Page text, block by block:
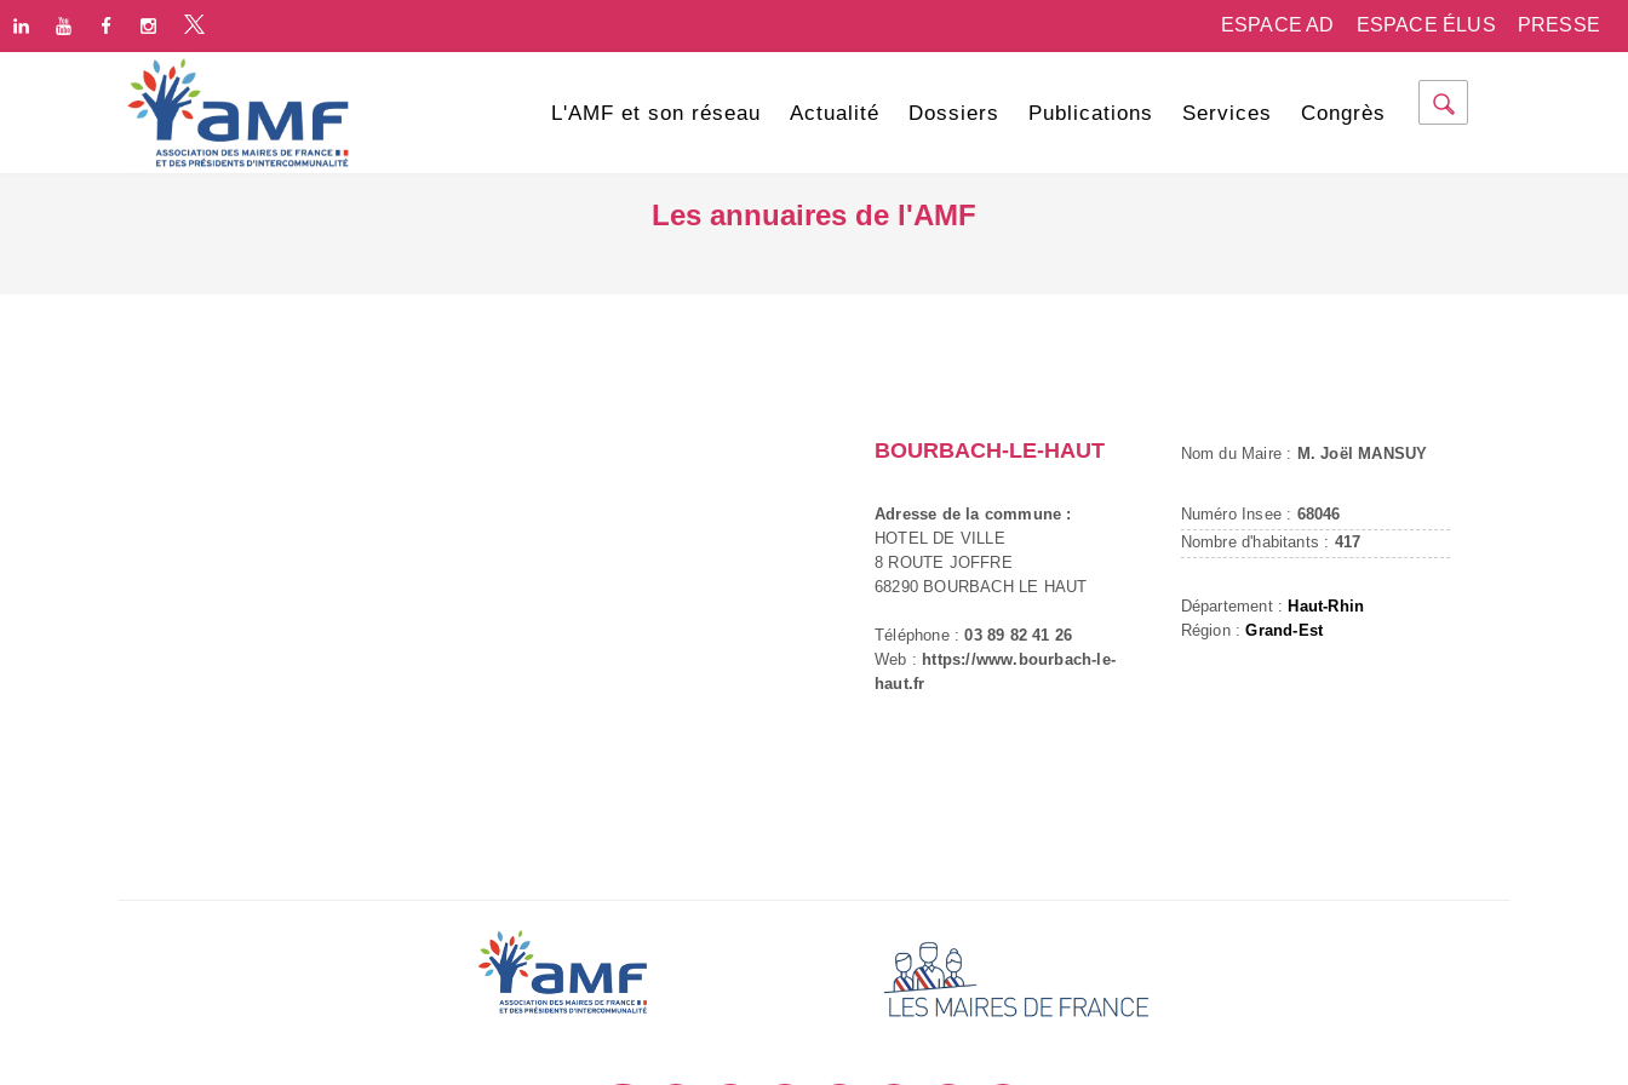
PRESSE
ESPACE ÉLUS
ESPACE AD
L'AMF et son réseau Actualité Dossiers Publications Services Congrès
Les annuaires de l'AMF
BOURBACH-LE-HAUT
Adresse de la commune :
HOTEL DE VILLE
8 ROUTE JOFFRE
68290 BOURBACH LE HAUT
Téléphone :03 89 82 41 26
Web : https://www.bourbach-le-
haut.fr
Nom du Maire : M. Joël MANSUY
Numéro Insee : 68046
Nombre d'habitants : 417
Département : Haut-Rhin
Région :Grand-Est